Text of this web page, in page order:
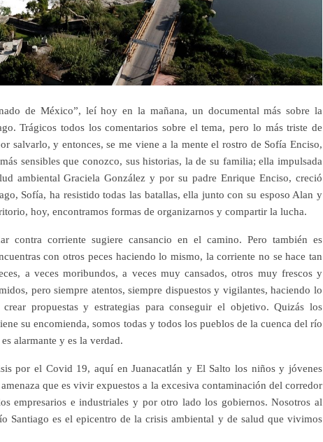
de México”, leí hoy en la mañana, un documental más sobre la
Trágicos todos los comentarios sobre el tema, pero lo más triste de
salvarlo, y entonces, se me viene a la mente el rostro de Sofía Enciso,
sensibles que conozco, sus historias, la de su familia; ella impulsada
ambiental Graciela González y por su padre Enrique Enciso, creció
Sofía, ha resistido todas las batallas, ella junto con su esposo Alan y
hoy, encontramos formas de organizarnos y compartir la lucha.
contra corriente sugiere cansancio en el camino. Pero también es
con otros peces haciendo lo mismo, la corriente no se hace tan
a veces moribundos, a veces muy cansados, otros muy frescos y
pero siempre atentos, siempre dispuestos y vigilantes, haciendo lo
propuestas y estrategias para conseguir el objetivo. Quizás los
su encomienda, somos todas y todos los pueblos de la cuenca del río
alarmante y es la verdad.
por el Covid 19, aquí en Juanacatlán y El Salto los niños y jóvenes
que es vivir expuestos a la excesiva contaminación del corredor
empresarios e industriales y por otro lado los gobiernos. Nosotros al
Santiago es el epicentro de la crisis ambiental y de salud que vivimos